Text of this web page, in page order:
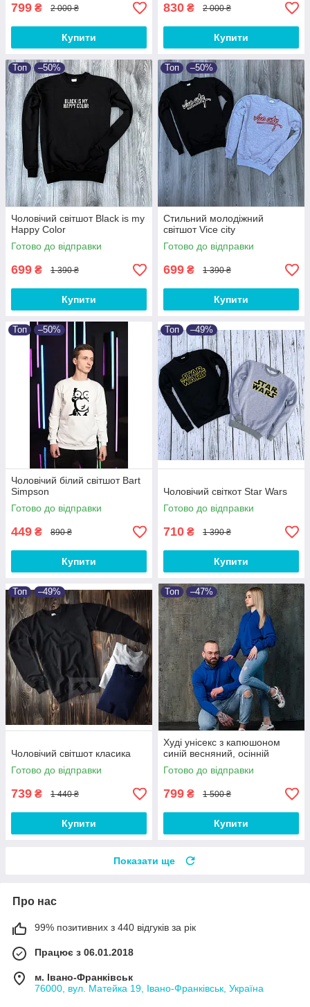
799 ₴ 2 000 ₴
Купити
830 ₴ 2 000 ₴
Купити
Топ –50%
Чоловічий світшот Black is my
Happy Color
Готово до відправки
699 ₴ 1 390 ₴
Купити
Топ –50%
Стильний молодіжний
світшот Vice city
Готово до відправки
699 ₴ 1 390 ₴
Купити
Топ –50%
Чоловічий білий світшот Bart
Simpson
Готово до відправки
449 ₴ 890 ₴
Купити
Топ –49%
Чоловічий світкот Star Wars
Готово до відправки
710 ₴ 1 390 ₴
Купити
Топ –49%
Чоловічий світшот класика
Готово до відправки
739 ₴ 1 440 ₴
Купити
Топ –47%
Худі унісекс з капюшоном
синій весняний, осінній
Готово до відправки
799 ₴ 1 500 ₴
Купити
Показати ще
Про нас
99% позитивних з 440 відгуків за рік
Працює з 06.01.2018
м. Івано-Франківськ
76000, вул. Матейка 19, Івано-Франківськ, Україна